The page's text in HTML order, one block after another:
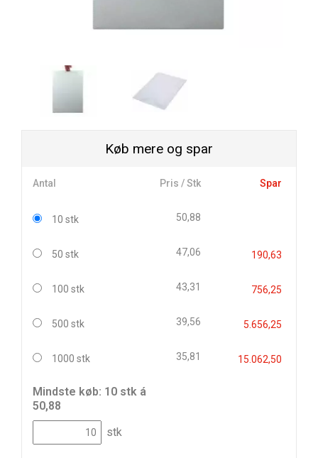
Køb mere og spar
Antal Pris / Stk Spar
10 stk 50,88
50 stk 47,06 190,63
100 stk 43,31 756,25
500 stk 39,56 5.656,25
1000 stk 35,81 15.062,50
Mindste køb: 10 stk á
50,88
stk